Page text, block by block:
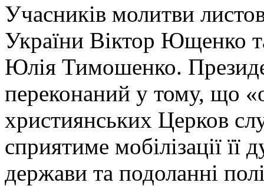
Учасників молитви
України Віктор Ющенко
Юлія Тимошенко.
переконаний у тому, що
християнських Церков
сприятиме мобілізації її
держави та подоланні